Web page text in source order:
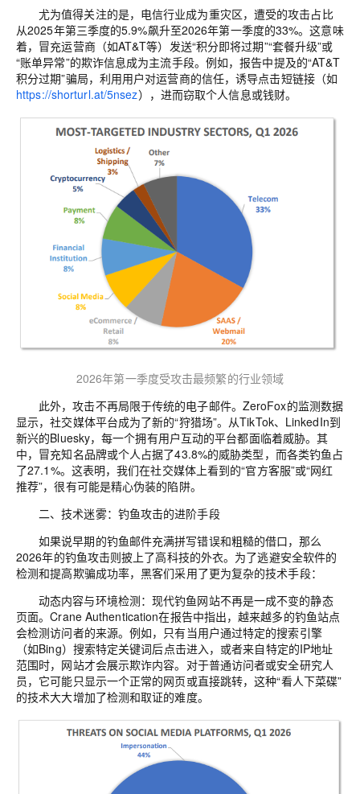
尤为值得关注的是，电信行业成为重灾区，遭受的攻击占比
从2025年第三季度的5.9%飙升至2026年第一季度的33%。这意味
着，冒充运营商（如AT&T等）发送“积分即将过期”“套餐升级”或
“账单异常”的欺诈信息成为主流手段。例如，报告中提及的“AT&T
积分过期”骗局，利用用户对运营商的信任，诱导点击短链接（如
https://shorturl.at/5nsez），进而窃取个人信息或钱财。
2026年第一季度受攻击最频繁的行业领域
此外，攻击不再局限于传统的电子邮件。 ZeroFox的监测数据
显示，社交媒体平台成为了新的“狩猎场”。从TikTok、 LinkedIn到
新兴的Bluesky，每一个拥有用户互动的平台都面临着威胁。其
中，冒充知名品牌或个人占据了43.8%的威胁类型，而各类钓鱼 占
了27.1%。这表明，我们在社交媒体上看到的“官方客服”或“网红
推荐”，很有可能是精心伪装的陷阱。
二、技术迷雾：钓鱼攻击的进阶手段
如果说早期的钓鱼邮件充满拼写错误和粗糙的借口，那么
2026年的钓鱼攻击则披上了高科技的外衣。为了逃避安全软件的
检测和提高欺骗成功率，黑客们采用了更为复杂的技术手段：
动态内容与环境检测：现代钓鱼网站不再是一成不变的静态
页面。Crane Authentication在报告中指出，越来越多的钓鱼站点
会检测访问者的来源。例如，只有当用户通过特定的搜索引擎
（如Bing）搜索特定关键词后点击进入，或者来自特定的IP地址
范围时，网站才会展示欺诈内容。对于普通访问者或安全研究人
员，它可能只显示一个正常的网页或直接跳转，这种“看人下菜碟”
的技术大大增加了检测和取证的难度。